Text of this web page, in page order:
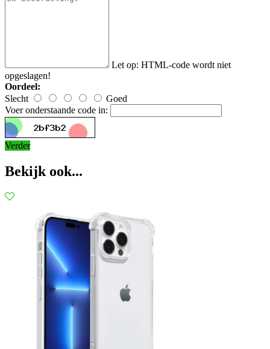
Let op: HTML-code wordt niet
opgeslagen!
Oordeel:
Slecht
Goed
Voer onderstaande code in:
Verder
Bekijk ook...